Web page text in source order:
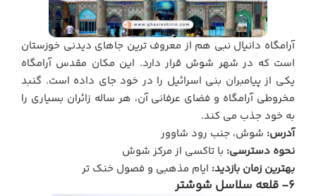
آرامگاه دانیال نبی هم از معروف ترین جاهای دیدنی خوزستان
است که در شهر شوش قرار دارد. این مکان مقدس آرامگاه
یکی از پیامبران بنی اسرائیل را در خود جای داده است. گنبد
مخروطی آرامگاه و فضای عرفانی آن، هر ساله زائران بسیاری را
به خود جذب می کند.
آدرس: شوش، جنب رود شاوور
نحوه دسترسی: با تاکسی از مرکز شوش
بهترین زمان بازدید: ایام مذهبی و فصول خنک تر
6- قلعه سلاسل شوشتر